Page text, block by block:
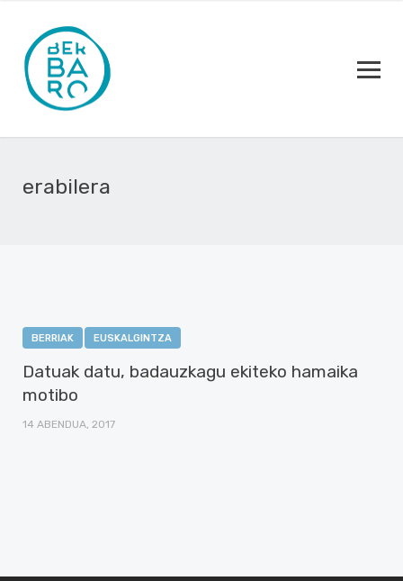
erabilera
BERRIAK EUSKALGINTZA
Datuak datu, badauzkagu ekiteko hamaika
motibo
14 ABENDUA, 2017